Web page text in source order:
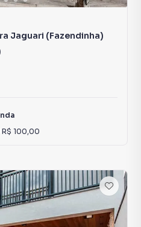
Jaguari (Fazendinha)
R$ 100,00